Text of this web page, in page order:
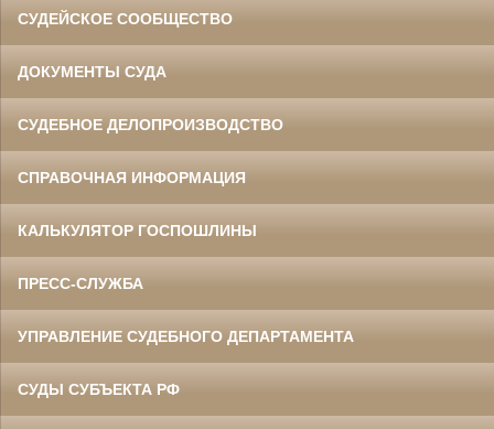
СУДЕЙСКОЕ СООБЩЕСТВО
ДОКУМЕНТЫ СУДА
СУДЕБНОЕ ДЕЛОПРОИЗВОДСТВО
СПРАВОЧНАЯ ИНФОРМАЦИЯ
КАЛЬКУЛЯТОР ГОСПОШЛИНЫ
ПРЕСС-СЛУЖБА
УПРАВЛЕНИЕ СУДЕБНОГО ДЕПАРТАМЕНТА
СУДЫ СУБЪЕКТА РФ